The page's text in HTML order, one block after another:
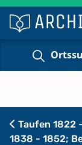
Taufen 1822
1838 - 1852;